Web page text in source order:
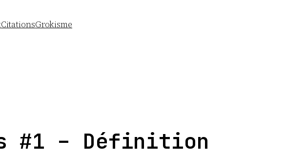
CitationsGrokisme
#1 – Définition